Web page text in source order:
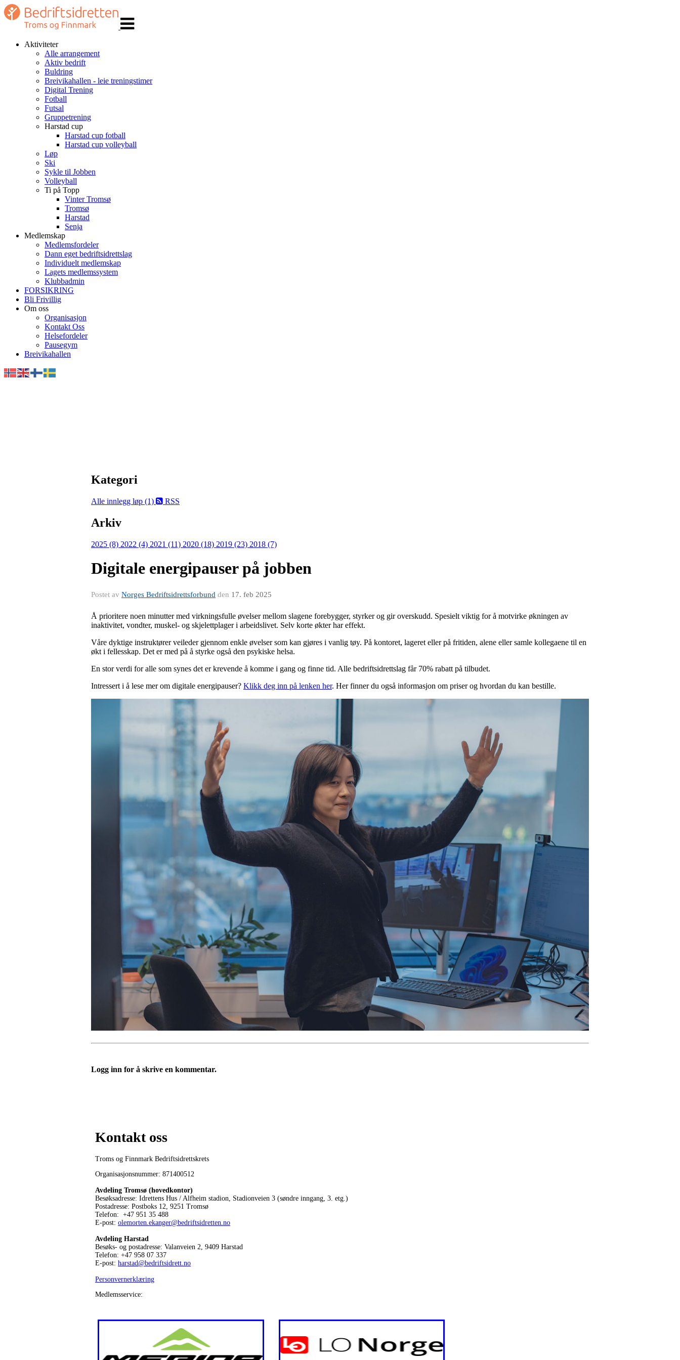
navigasjon
Aktiviteter
Alle arrangement
Aktiv bedrift
Buldring
Breivikahallen - leie treningstimer
Digital Trening
Fotball
Futsal
Gruppetrening
Harstad cup
Harstad cup fotball
Harstad cup volleyball
Løp
Ski
Sykle til Jobben
Volleyball
Ti på Topp
Vinter Tromsø
Tromsø
Harstad
Senja
Medlemskap
Medlemsfordeler
Dann eget bedriftsidrettslag
Individuelt medlemskap
Lagets medlemssystem
Klubbadmin
FORSIKRING
Bli Frivillig
Om oss
Organisasjon
Kontakt Oss
Helsefordeler
Pausegym
Breivikahallen
Kategori
Alle innlegg løp (1) RSS
Arkiv
2025 (8) 2022 (4) 2021 (11) 2020 (18) 2019 (23) 2018 (7)
Digitale energipauser på jobben
Postet av Norges Bedriftsidrettsforbund den 17. feb 2025
Å prioritere noen minutter med virkningsfulle øvelser mellom slagene forebygger, styrker og gir overskudd. Spesielt viktig for å motvirke økningen av
inaktivitet, vondter, muskel- og skjelettplager i arbeidslivet. Selv korte økter har effekt.
Våre dyktige instruktører veileder gjennom enkle øvelser som kan gjøres i vanlig tøy. På kontoret, lageret eller på fritiden, alene eller samle kollegaene til en
økt i fellesskap. Det er med på å styrke også den psykiske helsa.
En stor verdi for alle som synes det er krevende å komme i gang og finne tid. Alle bedriftsidrettslag får 70% rabatt på tilbudet.
Intressert i å lese mer om digitale energipauser? Klikk deg inn på lenken her. Her finner du også informasjon om priser og hvordan du kan bestille.
Logg inn for å skrive en kommentar.
Kontakt oss
Troms og Finnmark Bedriftsidrettskrets
Organisasjonsnummer: 871400512
Avdeling Tromsø (hovedkontor)
Besøksadresse: Idrettens Hus / Alfheim stadion, Stadionveien 3 (søndre inngang, 3. etg.)
Postadresse: Postboks 12, 9251 Tromsø
Telefon: +47 951 35 488
E-post: olemorten.ekanger@bedriftsidretten.no
Avdeling Harstad
Besøks- og postadresse: Valanveien 2, 9409 Harstad
Telefon: +47 958 07 337
E-post: harstad@bedriftsidrett.no
Personvernerklæring
Medlemsservice: